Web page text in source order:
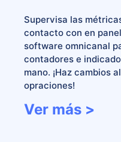
Supervisa las
contacto con en
software omnicanal
contadores e
mano. ¡Haz cambios
opraciones!
Ver más >